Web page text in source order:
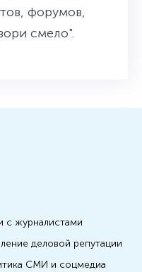
форумов,
смело".
журналистами
деловой репутации
СМИ и соцмедиа